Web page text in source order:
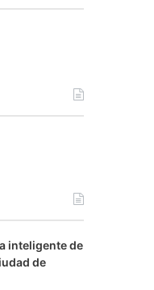
inteligente de
de